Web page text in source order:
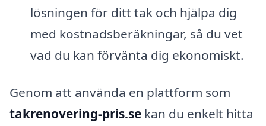
lösningen för ditt tak och hjälpa dig
med kostnadsberäkningar, så du vet
vad du kan förvänta dig ekonomiskt.
Genom att använda en plattform som
takrenovering-pris.se kan du enkelt hitta